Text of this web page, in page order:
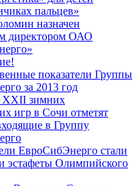
пальцев»
назначен
директором ОАО
показатели Группы
за 2013 год
XXII зимних
игр в Сочи отметят
в Группу
ЕвроСибЭнерго стали
эстафеты Олимпийского